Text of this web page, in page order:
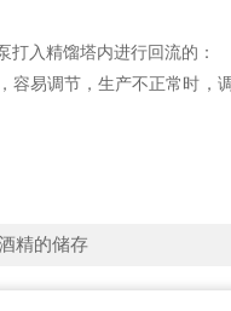
入精馏塔内进行回流的：
易调节，生产不正常时，
精的储存